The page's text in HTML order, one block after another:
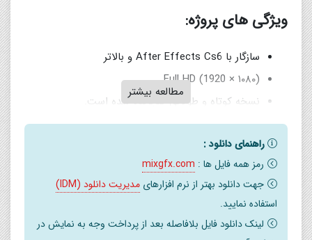
ویژگی های پروژه:
سازگار با After Effects Cs6 و بالاتر
Full HD (1920 × ۱۰۸۰)
نسخه کوتاه و طولانی گنجانده شده است.
لامپ های خود را با حداکثر ۵ گروه نور منحصر به فرد در
هر صحنه برای تحریک ، مقیاس و رنگ سفارشی کنید.
بدون نیاز به پلاگین
فایل صوتی در بارگیری اصلی گنجانده نشده است
مطالعه بیشتر
راهنمای دانلود :
رمز همه فایل ها : mixgfx.com
جهت دانلود بهتر از نرم افزارهای مدیریت دانلود (IDM)
استفاده نمایید.
لینک دانلود فایل بلافاصله بعد از پرداخت وجه به نمایش در